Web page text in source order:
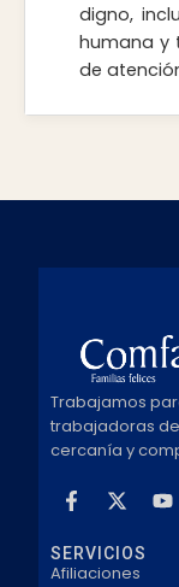
digno,
humana y
de
Trabajamos
trabajadoras
cercanía y
SERVICIOS
Afiliaciones